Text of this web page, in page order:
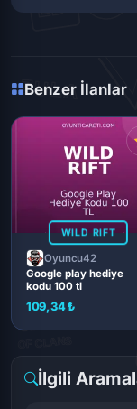
Benzer İlanlar
WILD RIFT
Oyuncu42
Google play hediye
kodu 100 tl
109,34 ₺
İlgili